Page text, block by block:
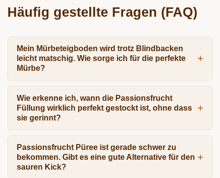
Häufig gestellte Fragen (FAQ)
Mein Mürbeteigboden wird trotz Blindbacken
leicht matschig. Wie sorge ich für die perfekte
Mürbe?
Wie erkenne ich, wann die Passionsfrucht
Füllung wirklich perfekt gestockt ist, ohne dass
sie gerinnt?
Passionsfrucht Püree ist gerade schwer zu
bekommen. Gibt es eine gute Alternative für den
sauren Kick?